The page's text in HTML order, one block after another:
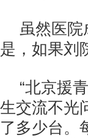
虽然医院
是，如果刘
“北京援
生交流不光
了多少台。